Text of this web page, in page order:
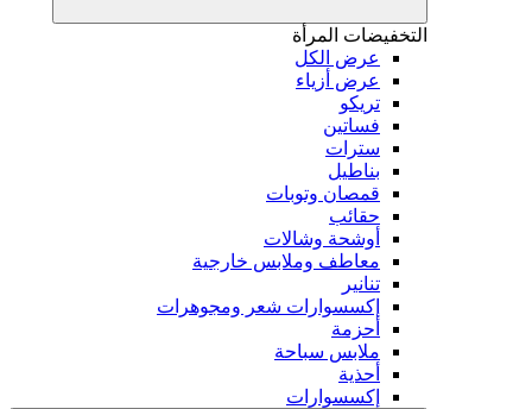
التخفيضات المرأة
عرض الكل
عرض أزياء
تريكو
فساتين
سترات
بناطيل
قمصان وتوبات
حقائب
أوشحة وشالات
معاطف وملابس خارجية
تنانير
إكسسوارات شعر ومجوهرات
أحزمة
ملابس سباحة
أحذية
إكسسوارات